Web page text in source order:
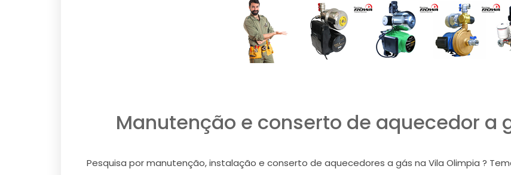
Manutenção e conserto de aquecedor a
Pesquisa por manutenção, instalação e conserto de aquecedores a gás na Vila Olimpia ?